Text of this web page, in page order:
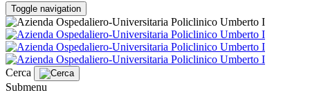
Toggle navigation
Cerca
Submenu